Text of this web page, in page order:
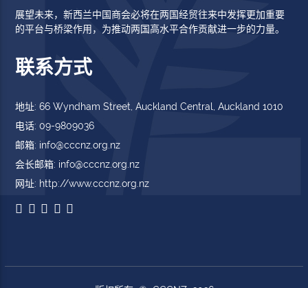
展望未来，新西兰中国商会必将在两国经贸往来中发挥更加重要
的平台与桥梁作用，为推动两国高水平合作贡献进一步的力量。
联系方式
地址: 66 Wyndham Street, Auckland Central, Auckland 1010
电话: 09-9809036
邮箱: info@cccnz.org.nz
会长邮箱: info@cccnz.org.nz
网址: http://www.cccnz.org.nz